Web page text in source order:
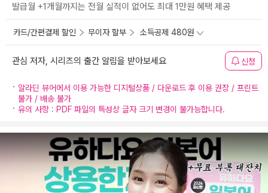
발급월 +1개월까지는 전월 실적이 없어도 최대 1만원 혜택 제공
카드/간편결제 할인 무이자 할부 소득공제 480원
관심 저자, 시리즈의 출간 알림을 받아보세요 신청
알라딘 뷰어에서 이용 가능한 디지털상품 / 다운로드 후 이용 권장 / 프린트
불가 / 배송 불가
유의 사항 : PDF 파일의 특성상 글자 크기 변경이 불가능합니다.